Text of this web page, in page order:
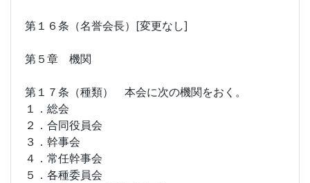
第１６条（名誉会長）[変更なし]
第５章 機関
第１７条（種類） 本会に次の機関をおく。
１．総会
２．合同役員会
３．幹事会
４．常任幹事会
５．各種委員会